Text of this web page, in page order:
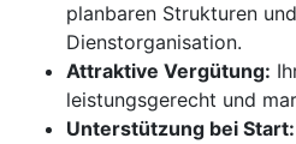
planbaren Strukturen
Dienstorganisation.
Attraktive Vergütung:
leistungsgerecht und
Unterstützung bei Start: